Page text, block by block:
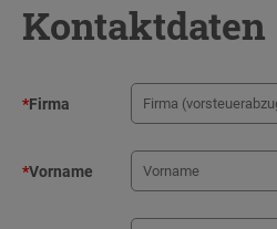
Kontaktdaten
*Firma
*Vorname